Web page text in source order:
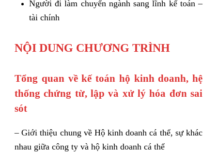
Người đi làm chuyển ngành sang lĩnh kế toán –
tài chính
NỘI DUNG CHƯƠNG TRÌNH
Tổng quan về kế toán hộ kinh doanh, hệ
thống chứng từ, lập và xử lý hóa đơn sai
sót
– Giới thiệu chung về Hộ kinh doanh cá thể, sự khác
nhau giữa công ty và hộ kinh doanh cá thể